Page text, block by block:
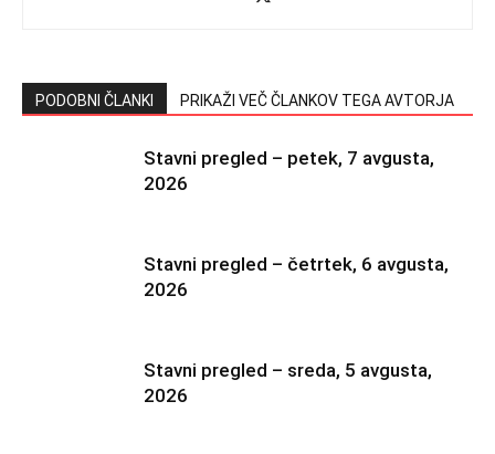
PODOBNI ČLANKI PRIKAŽI VEČ ČLANKOV TEGA AVTORJA
Stavni pregled – petek, 7 avgusta,
2026
Stavni pregled – četrtek, 6 avgusta,
2026
Stavni pregled – sreda, 5 avgusta,
2026